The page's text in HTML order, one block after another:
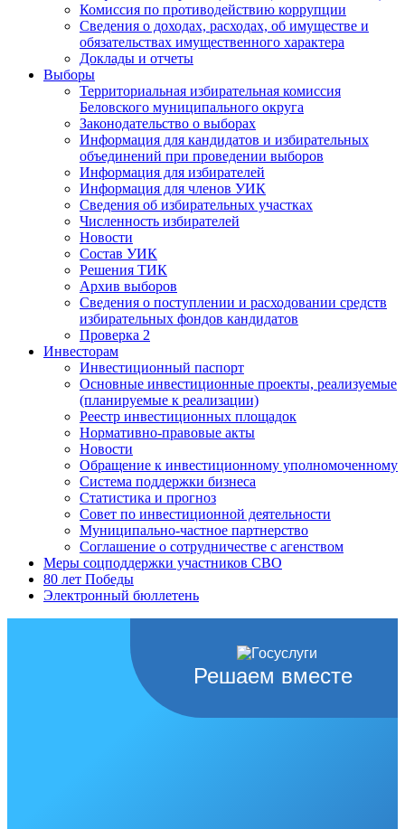
Комиссия по противодействию коррупции
Сведения о доходах, расходах, об имуществе и
обязательствах имущественного характера
Доклады и отчеты
Выборы
Территориальная избирательная комиссия
Беловского муниципального округа
Законодательство о выборах
Информация для кандидатов и избирательных
объединений при проведении выборов
Информация для избирателей
Информация для членов УИК
Сведения об избирательных участках
Численность избирателей
Новости
Состав УИК
Решения ТИК
Архив выборов
Сведения о поступлении и расходовании средств
избирательных фондов кандидатов
Проверка 2
Инвесторам
Инвестиционный паспорт
Основные инвестиционные проекты, реализуемые
(планируемые к реализации)
Реестр инвестиционных площадок
Нормативно-правовые акты
Новости
Обращение к инвестиционному уполномоченному
Система поддержки бизнеса
Статистика и прогноз
Совет по инвестиционной деятельности
Муниципально-частное партнерство
Соглашение о сотрудничестве с агенством
Меры соцподдержки участников СВО
80 лет Победы
Электронный бюллетень
Решаем вместе